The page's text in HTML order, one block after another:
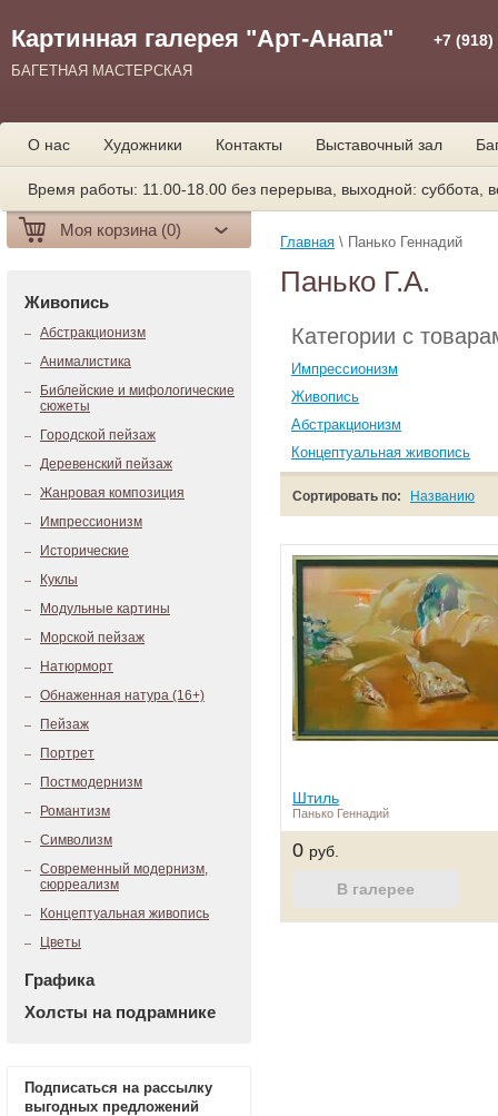
Картинная галерея "Арт-Анапа"
БАГЕТНАЯ МАСТЕРСКАЯ
+7 (918)
О нас Художники Контакты Выставочный зал
Время работы: 11.00-18.00 без перерыва, выходной: суббота,
Моя корзина (0)
Живопись
Абстракционизм
Анималистика
Библейские и мифологические
сюжеты
Городской пейзаж
Деревенский пейзаж
Жанровая композиция
Импрессионизм
Исторические
Куклы
Модульные картины
Морской пейзаж
Натюрморт
Обнаженная натура (16+)
Пейзаж
Портрет
Постмодернизм
Романтизм
Символизм
Современный модернизм,
сюрреализм
Концептуальная живопись
Цветы
Графика
Холсты на подрамнике
Подписаться на рассылку
выгодных предложений
Главная \ Панько Геннадий
Панько Г.А.
Категории с
Импрессионизм
Живопись
Абстракционизм
Концептуальная живопись
Сортировать по: Названию
Штиль
Панько Геннадий
0 руб.